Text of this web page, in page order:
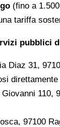
(fino a
tariffa
pubblici
Diaz 31,
direttamente
110,
97100